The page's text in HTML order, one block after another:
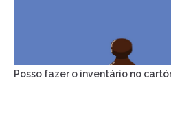
Posso fazer o inventário no